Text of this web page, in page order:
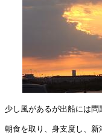
少し風があるが出船には問
朝食を取り、身支度し、新